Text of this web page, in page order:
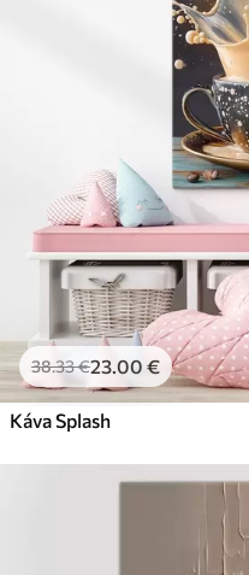
38.33€23.00 €
Káva Splash